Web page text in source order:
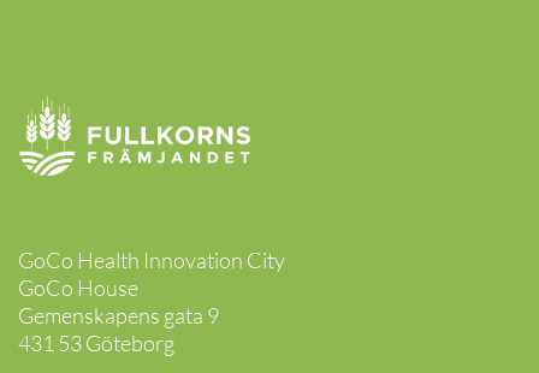
GoCo Health Innovation City
GoCo House
Gemenskapens gata 9
431 53 Göteborg